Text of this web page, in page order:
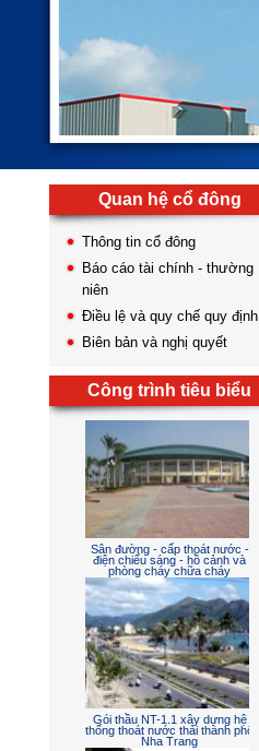
Quan hệ cổ đông
Thông tin cổ đông
Báo cáo tài chính - thường
niên
Điều lệ và quy chế quy định
Biên bản và nghị quyết
Công trình tiêu biểu
Sân đường - cấp thoát nước -
điện chiếu sáng - hồ cảnh và
phòng cháy chữa cháy
Gói thầu NT-1.1 xây dựng hệ
thống thoát nước thải thành phố